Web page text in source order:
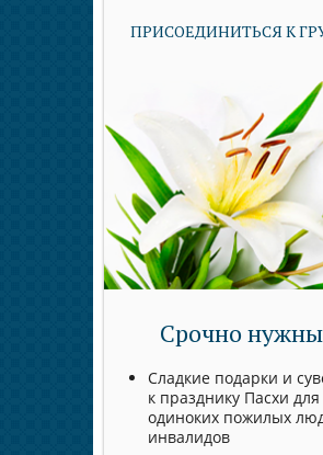
ПРИСОЕДИНИТЬСЯ К
Срочно
Сладкие подарки и
к празднику Пасхи для
одиноких пожилых
инвалидов